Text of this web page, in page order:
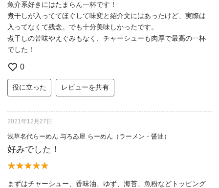
魚介系好きにはたまらん一杯です！
煮干しが入っててほぐして味変と紹介文にはあったけど、実際は
入ってなくて残念。でも十分美味しかったです。
煮干しの苦味やえぐみもなく、チャーシューも肉厚で最高の一杯
でした！
0
役に立った レビューを共有
2021年12月27日
浅草名代らーめん 与ろゐ屋 らーめん（ラーメン・醤油）
好みでした！
まずはチャーシュー、香味油、ゆず、海苔、魚粉などトッピング